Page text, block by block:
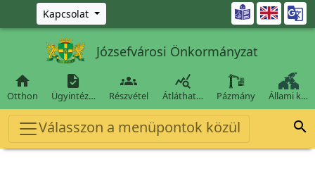
Ugrás a fő tartalomra
Kapcsolat 
Józsefvárosi Önkormányzat

Otthon

Ügyintéz…

Részvétel

Átláthat… Pázmány Állami k…
Válasszon a menüpontok közül 